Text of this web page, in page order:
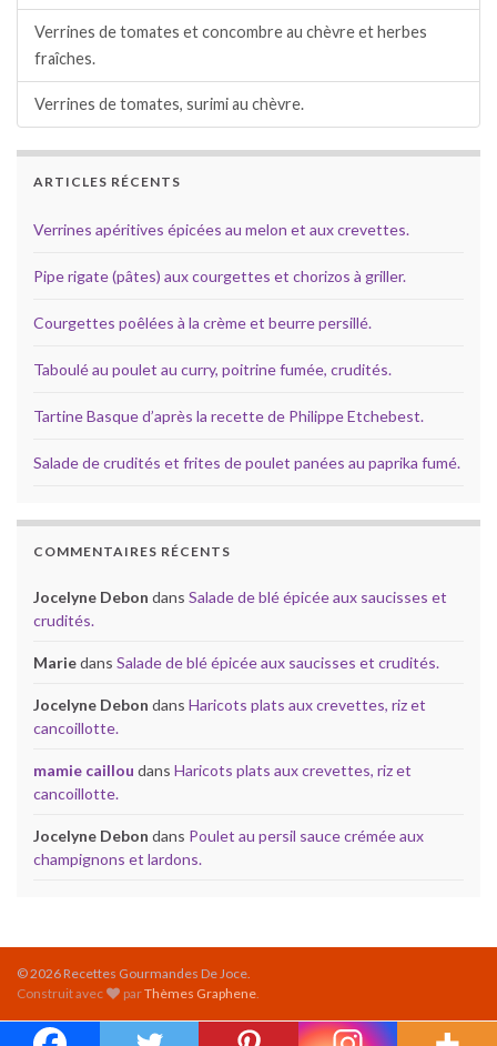
Verrines de tomates et concombre au chèvre et herbes
fraîches.
Verrines de tomates, surimi au chèvre.
ARTICLES RÉCENTS
Verrines apéritives épicées au melon et aux crevettes.
Pipe rigate (pâtes) aux courgettes et chorizos à griller.
Courgettes poêlées à la crème et beurre persillé.
Taboulé au poulet au curry, poitrine fumée, crudités.
Tartine Basque d’après la recette de Philippe Etchebest.
Salade de crudités et frites de poulet panées au paprika fumé.
COMMENTAIRES RÉCENTS
Jocelyne Debon dans Salade de blé épicée aux saucisses et
crudités.
Mariedans Salade de blé épicée aux saucisses et crudités.
Jocelyne Debon dans Haricots plats aux crevettes, riz et
cancoillotte.
mamie caillou dans Haricots plats aux crevettes, riz et
cancoillotte.
Jocelyne Debon dans Poulet au persil sauce crémée aux
champignons et lardons.
© 2026 Recettes Gourmandes De Joce.
Construit avec
parThèmes Graphene.